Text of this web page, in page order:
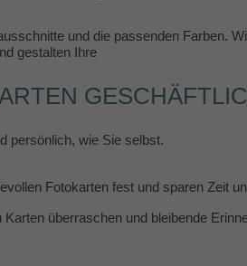
und die passenden Farben.
gestalten Ihre
persönlich, wie Sie selbst.
Fotokarten fest und sparen Zeit
überraschen und bleibende